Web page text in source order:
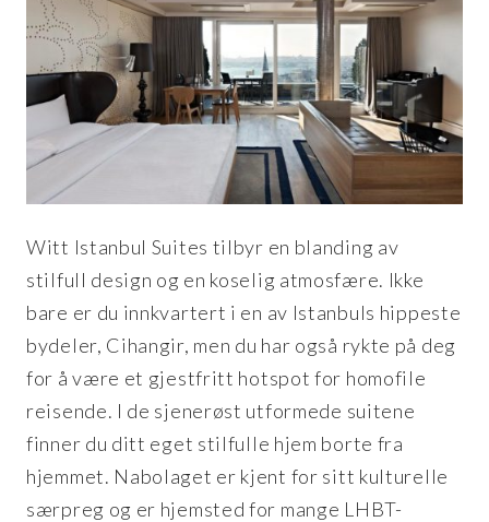
Witt Istanbul Suites tilbyr en blanding av
stilfull design og en koselig atmosfære. Ikke
bare er du innkvartert i en av Istanbuls hippeste
bydeler, Cihangir, men du har også rykte på deg
for å være et gjestfritt hotspot for homofile
reisende. I de sjenerøst utformede suitene
finner du ditt eget stilfulle hjem borte fra
hjemmet. Nabolaget er kjent for sitt kulturelle
særpreg og er hjemsted for mange LHBT-